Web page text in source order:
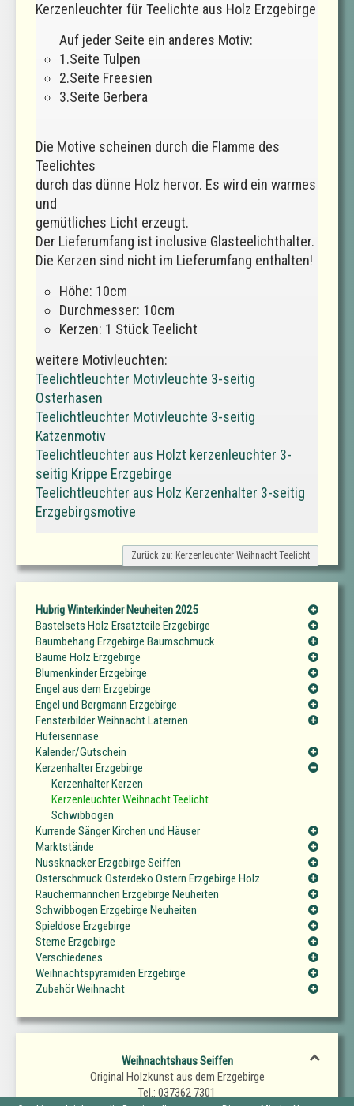
Kerzenleuchter für Teelichte aus Holz Erzgebirge
Auf jeder Seite ein anderes Motiv:
1.Seite Tulpen
2.Seite Freesien
3.Seite Gerbera
Die Motive scheinen durch die Flamme des
Teelichtes
durch das dünne Holz hervor. Es wird ein warmes
und
gemütliches Licht erzeugt.
Der Lieferumfang ist inclusive Glasteelichthalter.
Die Kerzen sind nicht im Lieferumfang enthalten!
Höhe: 10cm
Durchmesser: 10cm
Kerzen: 1 Stück Teelicht
weitere Motivleuchten:
Teelichtleuchter Motivleuchte 3-seitig
Osterhasen
Teelichtleuchter Motivleuchte 3-seitig
Katzenmotiv
Teelichtleuchter aus Holzt kerzenleuchter 3-
seitig Krippe Erzgebirge
Teelichtleuchter aus Holz Kerzenhalter 3-seitig
Erzgebirgsmotive
Zurück zu: Kerzenleuchter Weihnacht Teelicht
Hubrig Winterkinder Neuheiten 2025
Bastelsets Holz Ersatzteile Erzgebirge
Baumbehang Erzgebirge Baumschmuck
Bäume Holz Erzgebirge
Blumenkinder Erzgebirge
Engel aus dem Erzgebirge
Engel und Bergmann Erzgebirge
Fensterbilder Weihnacht Laternen
Hufeisennase
Kalender/Gutschein
Kerzenhalter Erzgebirge
Kerzenhalter Kerzen
Kerzenleuchter Weihnacht Teelicht
Schwibbögen
Kurrende Sänger Kirchen und Häuser
Marktstände
Nussknacker Erzgebirge Seiffen
Osterschmuck Osterdeko Ostern Erzgebirge Holz
Räuchermännchen Erzgebirge Neuheiten
Schwibbogen Erzgebirge Neuheiten
Spieldose Erzgebirge
Sterne Erzgebirge
Verschiedenes
Weihnachtspyramiden Erzgebirge
Zubehör Weihnacht
Weihnachtshaus Seiffen
Original Holzkunst aus dem Erzgebirge
Tel.: 037362 7301